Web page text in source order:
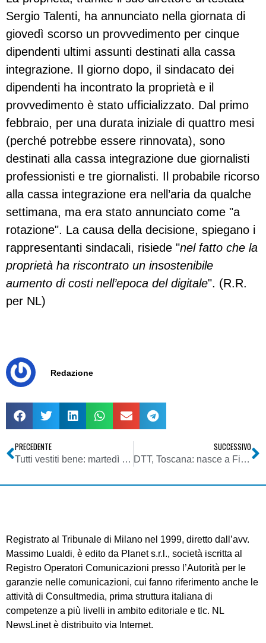
Sergio Talenti, ha annunciato nella giornata di
giovedì scorso un provvedimento per cinque
dipendenti ultimi assunti destinati alla cassa
integrazione. Il giorno dopo, il sindacato dei
dipendenti ha incontrato la proprietà e il
provvedimento è stato ufficializzato. Dal primo
febbraio, per una durata iniziale di quattro mesi
(perché potrebbe essere rinnovata), sono
destinati alla cassa integrazione due giornalisti
professionisti e tre giornalisti. Il probabile ricorso
alla cassa integrazione era nell’aria da qualche
settimana, ma era stato annunciato come "a
rotazione". La causa della decisione, spiegano i
rappresentanti sindacali, risiede "nel fatto che la
proprietà ha riscontrato un insostenibile
aumento di costi nell’epoca del digitale". (R.R.
per NL)
Redazione
PRECEDENTE
Tutti vestiti bene: martedì si va alla festa dei 30 anni di Radio Deejay. La ex numero 1 delle radio nazionali
SUCCESSIVO
DTT, Toscana: nasce a Firenze dal gruppo Poli il Canale 192 Gastone Nencini, interamente dedicato al ciclismo
Registrato al Tribunale di Milano nel 1999, diretto dall’avv.
Massimo Lualdi, è edito da Planet s.r.l., società iscritta al
Registro Operatori Comunicazioni presso l’Autorità per le
garanzie nelle comunicazioni, cui fanno riferimento anche le
attività di Consultmedia, prima struttura italiana di
competenze a più livelli in ambito editoriale e tlc. NL
NewsLinet è distribuito via Internet.